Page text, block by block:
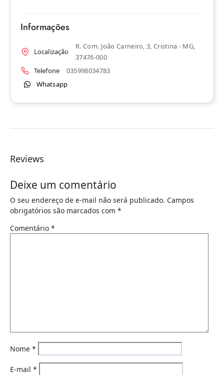
Informações
Localização
R. Com. João Carneiro, 3, Cristina - MG,
37476-000
Telefone
035998034783
Whatsapp
Reviews
Deixe um comentário
O seu endereço de e-mail não será publicado. Campos
obrigatórios são marcados com *
Comentário *
Nome *
E-mail *